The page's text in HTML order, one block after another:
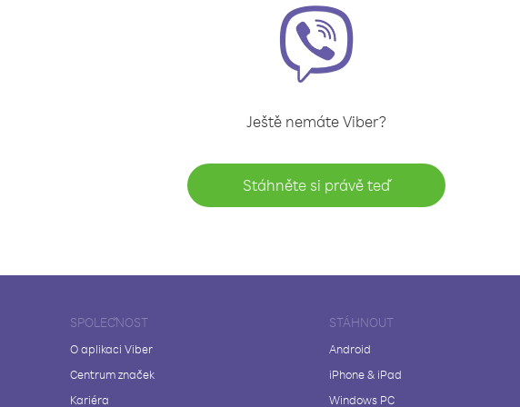
Ještě nemáte Viber?
Stáhněte si právě teď
SPOLEČNOST
O aplikaci Viber
Centrum značek
Kariéra
STÁHNOUT
Android
iPhone & iPad
Windows PC